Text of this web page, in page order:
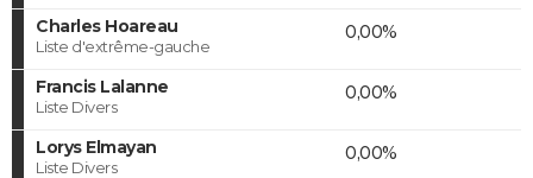
Charles Hoareau
Liste d'extrême-gauche
0,00%
Francis Lalanne
Liste Divers
0,00%
Lorys Elmayan
Liste Divers
0,00%